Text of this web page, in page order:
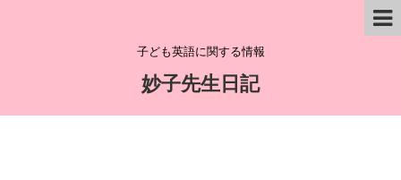
子ども英語に関する情報
妙子先生日記